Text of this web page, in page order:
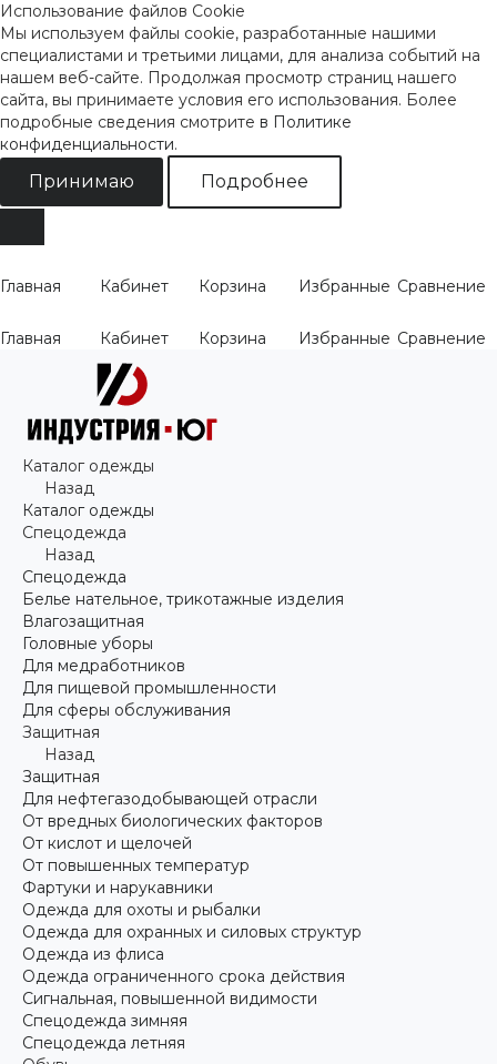
Использование файлов Cookie
Мы используем файлы cookie, разработанные нашими
специалистами и третьими лицами, для анализа событий на
нашем веб-сайте. Продолжая просмотр страниц нашего
сайта, вы принимаете условия его использования. Более
подробные сведения смотрите в Политике
конфиденциальности.
Принимаю Подробнее
Главная Кабинет Корзина Избранные Сравнение
Главная Кабинет Корзина Избранные Сравнение
Каталог одежды
Назад
Каталог одежды
Спецодежда
Назад
Спецодежда
Белье нательное, трикотажные изделия
Влагозащитная
Головные уборы
Для медработников
Для пищевой промышленности
Для сферы обслуживания
Защитная
Назад
Защитная
Для нефтегазодобывающей отрасли
От вредных биологических факторов
От кислот и щелочей
От повышенных температур
Фартуки и нарукавники
Одежда для охоты и рыбалки
Одежда для охранных и силовых структур
Одежда из флиса
Одежда ограниченного срока действия
Сигнальная, повышенной видимости
Спецодежда зимняя
Спецодежда летняя